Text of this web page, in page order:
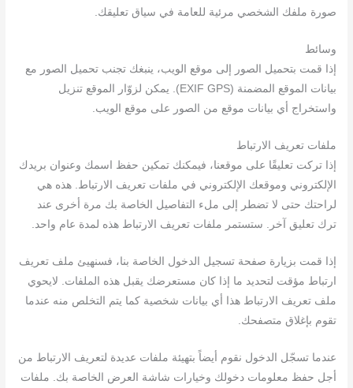
صورة ملفك الشخصي مرئية للعامة في سياق تعليقك.
وسائط
إذا قمت بتحميل الصور إلى موقع الويب، ينبغك تجنب تحميل الصور مع
بيانات الموقع المضمنة (EXIF GPS). يمكن لزوّار الموقع تنزيل
واستخراج أي بيانات موقع من الصور على موقع الويب.
ملفات تعريف الارتباط
إذا تركت تعليقًا على موقعنا، فيمكنك تمكين حفظ اسمك وعنوان بريدك
الإلكتروني وموقعك الإلكتروني في ملفات تعريف الارتباط. هذه هي
لراحتك حتى لا تضطر إلى ملء التفاصيل الخاصة بك مرة أخرى عند
ترك تعليق آخر. ستستمر ملفات تعريف الارتباط هذه لمدة عام واحد.
إذا قمت بزيارة صفحة تسجيل الدخول الخاصة بنا، فسنهيئ ملف تعريف
ارتباط مؤقت لتحديد ما إذا كان مستعرضك يقبل هذه الملفات. لايحوي
ملف تعريف الارتباط هذا أي بيانات شخصية كما يتم التخلص منه عندما
تقوم بإغلاق متصفحك.
عندما تسجّل الدخول نقوم أيضاً بتهيئة ملفات عديدة لتعريف الارتباط من
أجل حفظ معلومات دخولك وخيارات شاشة العرض الخاصة بك. ملفات